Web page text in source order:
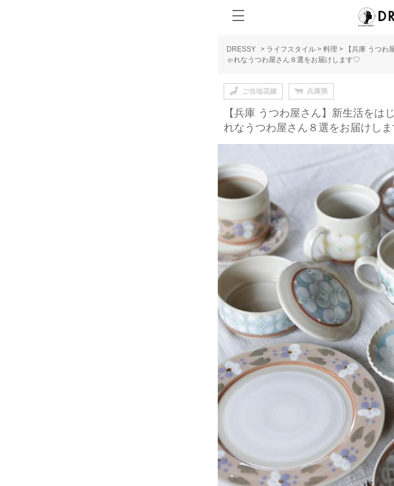
DRESSY > ライフスタイル > 料理 >
【兵庫 うつ
ゃれなうつわ屋さん８選をお届けします♡
ご当地花嫁 兵庫県
【兵庫 うつわ屋さん】新生活をは
れなうつわ屋さん８選をお届けし